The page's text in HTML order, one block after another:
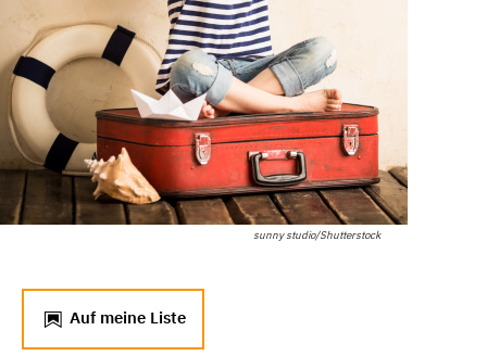
sunny studio/Shutterstock
Auf meine Liste